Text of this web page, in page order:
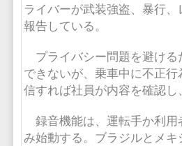
ライバーが武装強盗、暴行
報告している。
プライバシー問題を避ける
できないが、乗車中に不正
信すれば社員が内容を確認
録音機能は、運転手か利用
み始動する。ブラジルとメ